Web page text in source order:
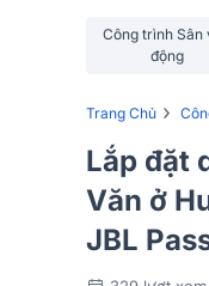
Công trình Sân
động
Trang Chủ ›
Lắp đặt
Văn ở
JBL